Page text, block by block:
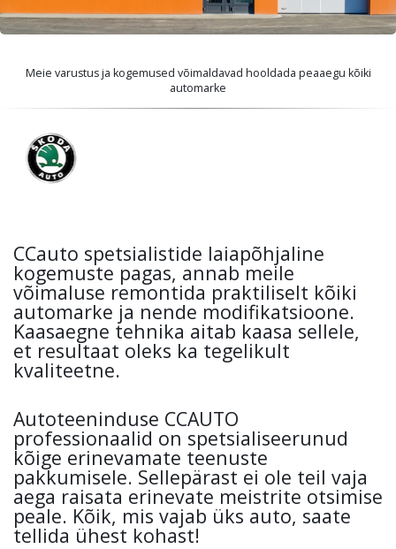
Meie varustus ja kogemused võimaldavad hooldada peaaegu kõiki
automarke
CCauto spetsialistide laiapõhjaline
kogemuste pagas, annab meile
võimaluse remontida praktiliselt kõiki
automarke ja nende modifikatsioone.
Kaasaegne tehnika aitab kaasa sellele,
et resultaat oleks ka tegelikult
kvaliteetne.
Autoteeninduse CCAUTO
professionaalid on spetsialiseerunud
kõige erinevamate teenuste
pakkumisele. Sellepärast ei ole teil vaja
aega raisata erinevate meistrite otsimise
peale. Kõik, mis vajab üks auto, saate
tellida ühest kohast!